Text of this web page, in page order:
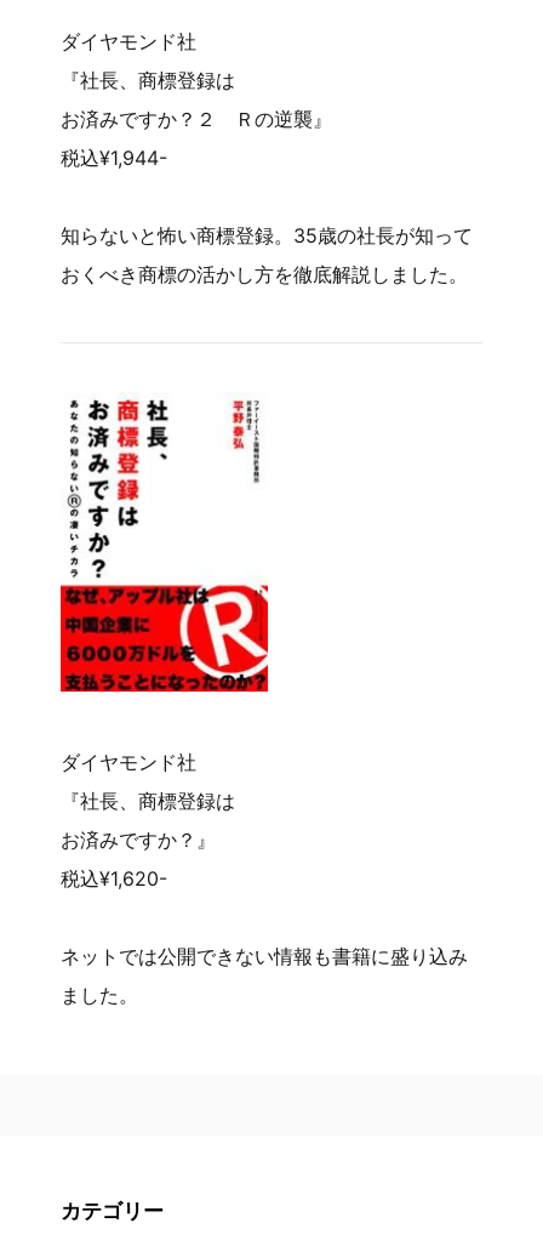
ダイヤモンド社
『社長、商標登録は
お済みですか？２ Ｒの逆襲』
税込¥1,944-
知らないと怖い商標登録。35歳の社長が知って
おくべき商標の活かし方を徹底解説しました。
ダイヤモンド社
『社長、商標登録は
お済みですか？』
税込¥1,620-
ネットでは公開できない情報も書籍に盛り込み
ました。
カテゴリー